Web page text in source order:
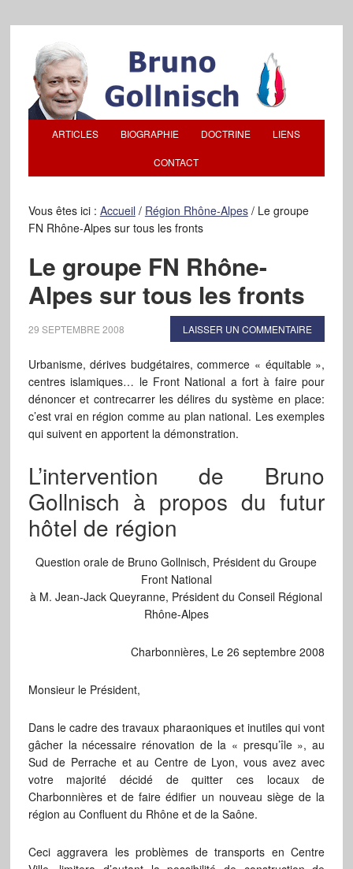
ARTICLES BIOGRAPHIE DOCTRINE LIENS
CONTACT
Vous êtes ici : Accueil / Région Rhône-Alpes /Le groupe
FN Rhône-Alpes sur tous les fronts
Le groupe FN Rhône-
Alpes sur tous les fronts
29 SEPTEMBRE 2008 LAISSER UN COMMENTAIRE
Urbanisme, dérives budgétaires, commerce « équitable »,
centres islamiques… le Front National a fort à faire pour
dénoncer et contrecarrer les délires du système en place:
c’est vrai en région comme au plan national. Les exemples
qui suivent en apportent la démonstration.
L’intervention de Bruno
Gollnisch à propos du futur
hôtel de région
Question orale de Bruno Gollnisch, Président du Groupe
Front National
à M. Jean-Jack Queyranne, Président du Conseil Régional
Rhône-Alpes
Charbonnières, Le 26 septembre 2008
Monsieur le Président,
Dans le cadre des travaux pharaoniques et inutiles qui vont
gâcher la nécessaire rénovation de la « presqu’île », au
Sud de Perrache et au Centre de Lyon, vous avez avec
votre majorité décidé de quitter ces locaux de
Charbonnières et de faire édifier un nouveau siège de la
région au Confluent du Rhône et de la Saône.
Ceci aggravera les problèmes de transports en Centre